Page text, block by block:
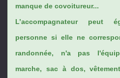
manque de covoitureur...
L’accompagnateur peut
personne si elle ne
randonnée, n'a pas
marche, sac à dos,